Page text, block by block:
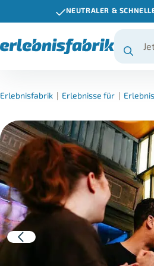
NEUTRALER &
Erlebnisfabrik | Erlebnisse für |